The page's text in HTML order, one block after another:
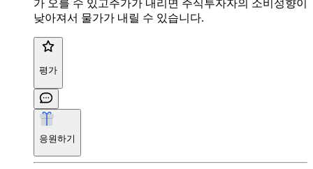
가 오를 수 있고주가가 내리면 주식투자자의 소비성향이
낮아져서 물가가 내릴 수 있습니다.
평가
응원하기